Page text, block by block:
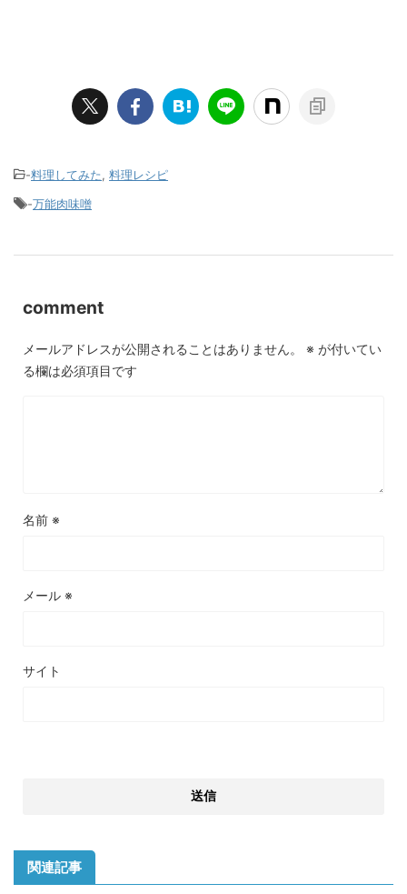
-料理してみた, 料理レシピ
-万能肉味噌
comment
メールアドレスが公開されることはありません。 ※ が付いてい
る欄は必須項目です
名前 ※
メール ※
サイト
関連記事